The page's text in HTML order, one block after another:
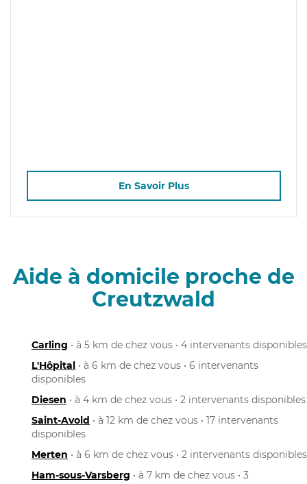
En Savoir Plus
Aide à domicile proche de
Creutzwald
Carling • à 5 km de chez vous • 4 intervenants disponibles
L'Hôpital • à 6 km de chez vous • 6 intervenants
disponibles
Diesen • à 4 km de chez vous • 2 intervenants disponibles
Saint-Avold • à 12 km de chez vous • 17 intervenants
disponibles
Merten • à 6 km de chez vous • 2 intervenants disponibles
Ham-sous-Varsberg • à 7 km de chez vous • 3